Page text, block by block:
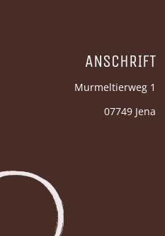
ANSCHRIFT
Murmeltierweg 1
07749 Jena